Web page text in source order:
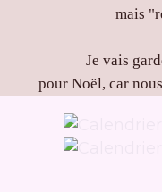
mais
Je vais
pour Noël, car